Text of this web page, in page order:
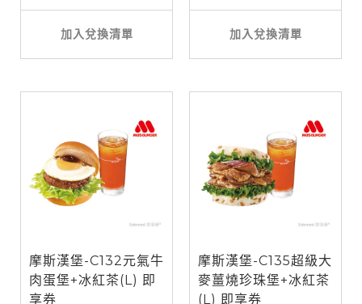
加入兌換清單 加入兌換清單
摩斯漢堡-C132元氣牛
肉蛋堡+冰紅茶(L) 即
享券
摩斯漢堡-C135超級大
麥薑燒珍珠堡+冰紅茶
(L) 即享券